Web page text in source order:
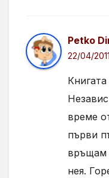
Petko
22/04/
време
първи
връщам
нея.